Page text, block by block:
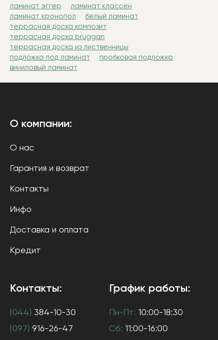
ламинат эггер
ламинат классен
ламинат кронопол
белый ламинат
террасная доска композит
террасная доска bruggan
террасная доска из лиственницы
подложка под ламинат
пробковая подложка
виниловый ламинат
О компании:
О нас
Гарантия и возврат
Контакты
Инфо
Доставка и оплата
Кредит
Контакты:
(044) 384-10-30
(097) 916-26-47
График работы:
Пн-Пт: 10:00-18:30
Сб: 11:00-16:00